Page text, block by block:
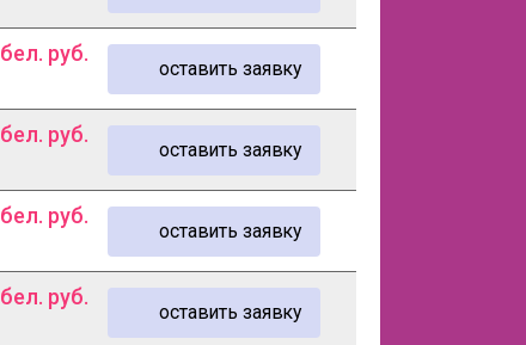
бел. руб.
оставить заявку
бел. руб.
оставить заявку
бел. руб.
оставить заявку
бел. руб.
оставить заявку